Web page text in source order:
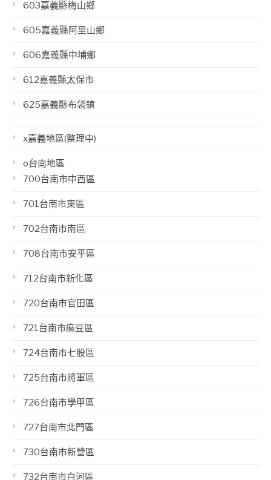
603嘉義縣梅山鄉
605嘉義縣阿里山鄉
606嘉義縣中埔鄉
612嘉義縣太保市
625嘉義縣布袋鎮
x嘉義地區(整理中)
o台南地區
700台南市中西區
701台南市東區
702台南市南區
708台南市安平區
712台南市新化區
720台南市官田區
721台南市麻豆區
724台南市七股區
725台南市將軍區
726台南市學甲區
727台南市北門區
730台南市新營區
732台南市白河區